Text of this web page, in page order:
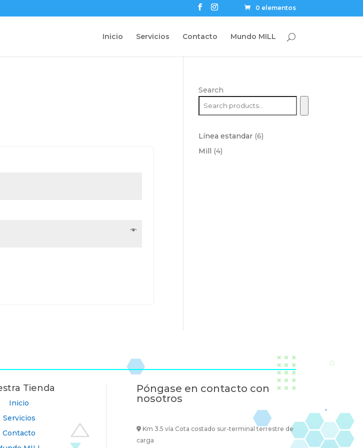
0 elementos
Inicio Servicios Contacto Mundo MILL
Search
Línea estandar 66
Mill 44
Tienda
Inicio
Servicios
Contacto
Póngase en contacto con
nosotros
Km 3.5 vía Cota costado sur-terminal terrestre de
carga